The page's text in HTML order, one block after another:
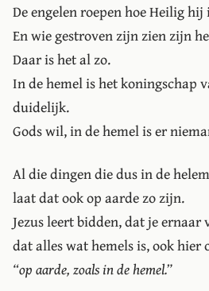
De engelen roepen hoe Heilig hij
En wie gestroven zijn zien zijn
Daar is het al zo.
In de hemel is het koningschap
duidelijk.
Gods wil, in de hemel is er
Al die dingen die dus in de
laat dat ook op aarde zo zijn.
Jezus leert bidden, dat je ernaar
dat alles wat hemels is, ook
“op aarde, zoals in de hemel.”